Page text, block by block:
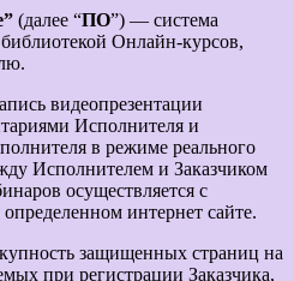
(далее “ПО”) — система
Онлайн-курсов,
видеопрезентации
Исполнителя и
в режиме реального
Исполнителем и Заказчиком
осуществляется с
интернет сайте.
защищенных страниц на
при регистрации Заказчика,